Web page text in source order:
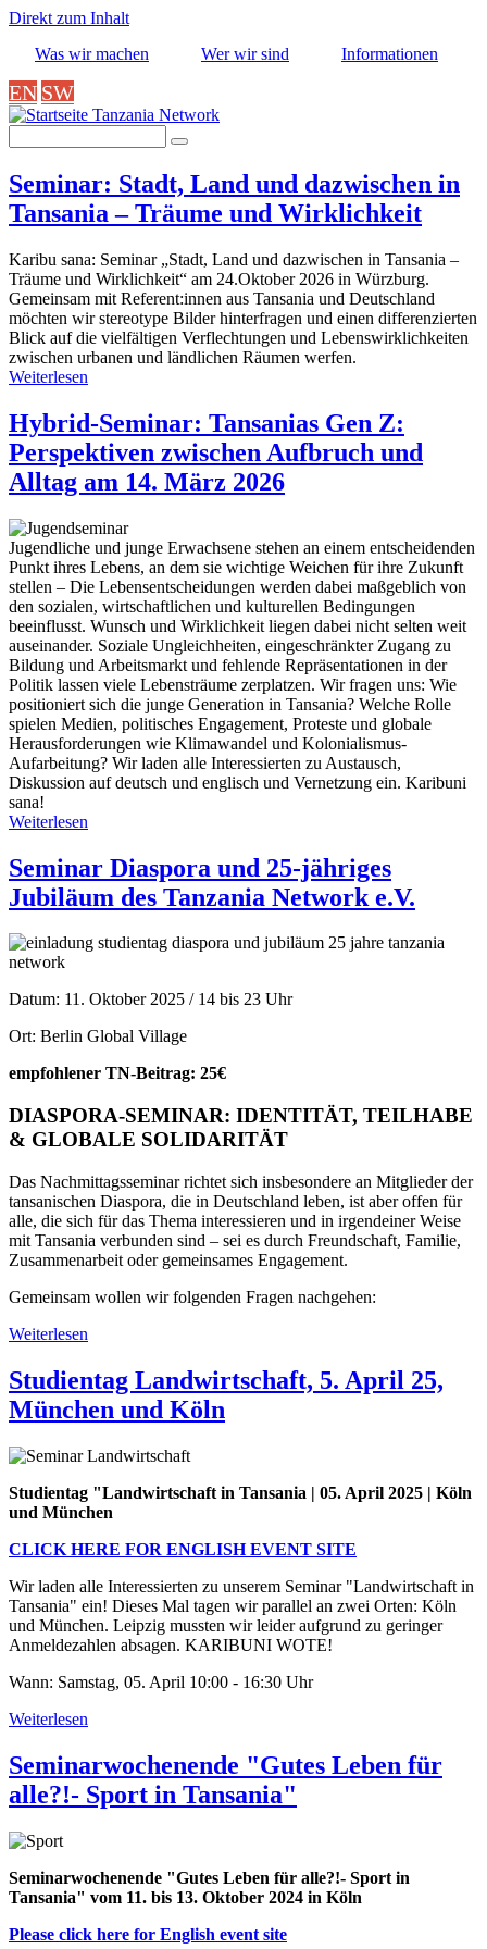
Direkt zum Inhalt
Was wir machen
Wer wir sind Informationen
EN SW
Tanzania Network
Seminar: Stadt, Land und dazwischen in
Tansania – Träume und Wirklichkeit
Karibu sana: Seminar „Stadt, Land und dazwischen in Tansania –
Träume und Wirklichkeit“ am 24.Oktober 2026 in Würzburg.
Gemeinsam mit Referent:innen aus Tansania und Deutschland
möchten wir stereotype Bilder hinterfragen und einen differenzierten
Blick auf die vielfältigen Verflechtungen und Lebenswirklichkeiten
zwischen urbanen und ländlichen Räumen werfen.
Weiterlesen
Stadt,
Land
und
dazwischen
in
–
Träume
und
Wirklichkeit
Hybrid-Seminar: Tansanias Gen Z:
Perspektiven zwischen Aufbruch und
Alltag am 14. März 2026
Jugendliche und junge Erwachsene stehen an einem entscheidenden
Punkt ihres Lebens, an dem sie wichtige Weichen für ihre Zukunft
stellen – Die Lebensentscheidungen werden dabei maßgeblich von
den sozialen, wirtschaftlichen und kulturellen Bedingungen
beeinflusst. Wunsch und Wirklichkeit liegen dabei nicht selten weit
auseinander. Soziale Ungleichheiten, eingeschränkter Zugang zu
Bildung und Arbeitsmarkt und fehlende Repräsentationen in der
Politik lassen viele Lebensträume zerplatzen. Wir fragen uns: Wie
positioniert sich die junge Generation in Tansania? Welche Rolle
spielen Medien, politisches Engagement, Proteste und globale
Herausforderungen wie Klimawandel und Kolonialismus-
Aufarbeitung? Wir laden alle Interessierten zu Austausch,
Diskussion auf deutsch und englisch und Vernetzung ein. Karibuni
sana!
Weiterlesen
Seminar:
Tansanias
Gen
Perspektiven
und
am
März
Seminar Diaspora und 25-jähriges
Jubiläum des Tanzania Network e.V.
Datum: 11. Oktober 2025 / 14 bis 23 Uhr
Ort: Berlin Global Village
empfohlener TN-Beitrag: 25€
DIASPORA-SEMINAR: IDENTITÄT, TEILHABE
& GLOBALE SOLIDARITÄT
Das Nachmittagsseminar richtet sich insbesondere an Mitglieder der
tansanischen Diaspora, die in Deutschland leben, ist aber offen für
alle, die sich für das Thema interessieren und in irgendeiner Weise
mit Tansania verbunden sind – sei es durch Freundschaft, Familie,
Zusammenarbeit oder gemeinsames Engagement.
Gemeinsam wollen wir folgenden Fragen nachgehen:
Weiterlesen
Diaspora
und
25-
Jubiläum
Tanzania
Network
Studientag Landwirtschaft, 5. April 25,
München und Köln
Studientag "Landwirtschaft in Tansania | 05. April 2025 | Köln
und München
CLICK HERE FOR ENGLISH EVENT SITE
Wir laden alle Interessierten zu unserem Seminar "Landwirtschaft in
Tansania" ein! Dieses Mal tagen wir parallel an zwei Orten: Köln
und München. Leipzig mussten wir leider aufgrund zu geringer
Anmeldezahlen absagen. KARIBUNI WOTE!
Wann: Samstag, 05. April 10:00 - 16:30 Uhr
Weiterlesen
Landwirtschaft,
5.
April
Köln
Seminarwochenende "Gutes Leben für
alle?!- Sport in Tansania"
Seminarwochenende "Gutes Leben für alle?!- Sport in
Tansania" vom 11. bis 13. Oktober 2024 in Köln
Please click here for English event site